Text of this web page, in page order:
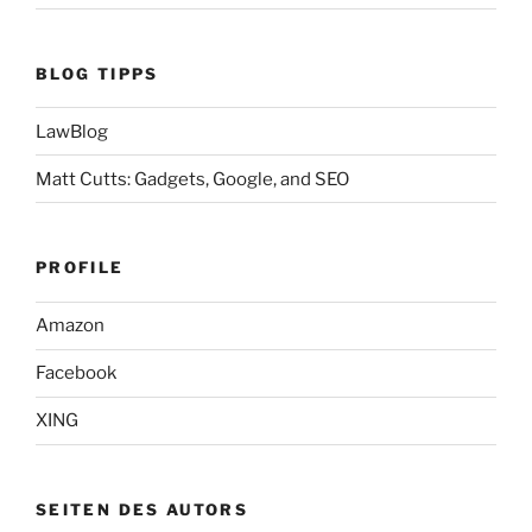
BLOG TIPPS
LawBlog
Matt Cutts: Gadgets, Google, and SEO
PROFILE
Amazon
Facebook
XING
SEITEN DES AUTORS